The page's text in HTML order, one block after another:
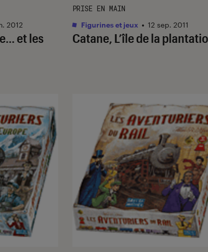
et les
2012
Catane, L’île de la
PRISE EN MAIN
Figurines et jeux • 12 sep. 2011